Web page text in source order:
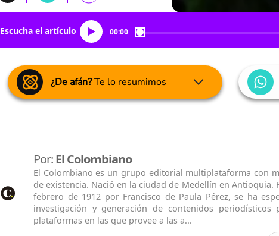
Escucha el artículo 00:00
¿De afán?Te lo resumimos
Por:El Colombiano
El Colombiano es un grupo editorial multiplataforma con
de existencia. Nació en la ciudad de Medellín en Antioquia.
febrero de 1912 por Francisco de Paula Pérez, se ha
investigación y generación de contenidos periodísticos
plataformas en las que provee a las a...